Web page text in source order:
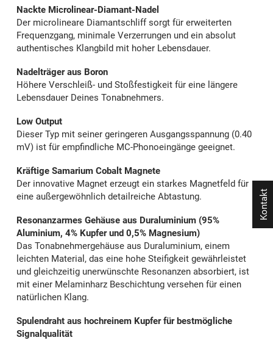
Nackte Microlinear-Diamant-Nadel
Der microlineare Diamantschliff sorgt für erweiterten
Frequenzgang, minimale Verzerrungen und ein absolut
authentisches Klangbild mit hoher Lebensdauer.
Nadelträger aus Boron
Höhere Verschleiß- und Stoßfestigkeit für eine längere
Lebensdauer Deines Tonabnehmers.
Low Output
Dieser Typ mit seiner geringeren Ausgangsspannung (0.40
mV) ist für empfindliche MC-Phonoeingänge geeignet.
Kräftige Samarium Cobalt Magnete
Der innovative Magnet erzeugt ein starkes Magnetfeld für
eine außergewöhnlich detailreiche Abtastung.
Resonanzarmes Gehäuse aus Duraluminium (95%
Aluminium, 4% Kupfer und 0,5% Magnesium)
Das Tonabnehmergehäuse aus Duraluminium, einem
leichten Material, das eine hohe Steifigkeit gewährleistet
und gleichzeitig unerwünschte Resonanzen absorbiert, ist
mit einer Melaminharz Beschichtung versehen für einen
natürlichen Klang.
Spulendraht aus hochreinem Kupfer für bestmögliche
Signalqualität
Kontakt